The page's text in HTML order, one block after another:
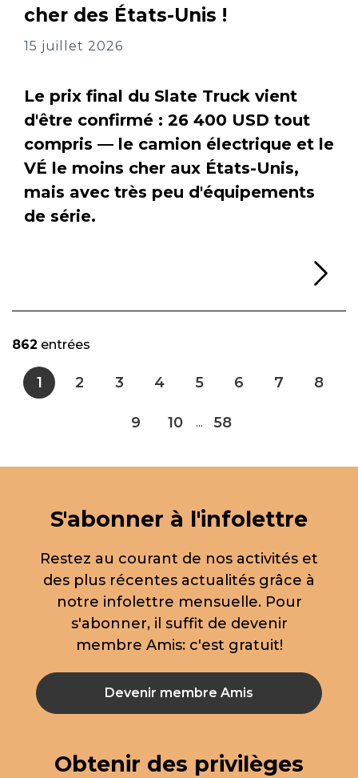
cher des États-Unis !
15 juillet 2026
Le prix final du Slate Truck vient
d'être confirmé : 26 400 USD tout
compris — le camion électrique et le
VÉ le moins cher aux États-Unis,
mais avec très peu d'équipements
de série.
862 entrées
1 2 3 4 5 6 7 8
9 10 ... 58
S'abonner à l'infolettre
Restez au courant de nos activités et
des plus récentes actualités grâce à
notre infolettre mensuelle. Pour
s'abonner, il suffit de devenir
membre Amis: c'est gratuit!
Devenir membre Amis
Obtenir des privilèges